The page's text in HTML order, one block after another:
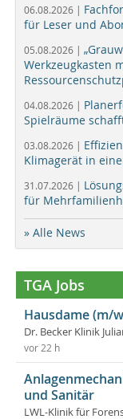
06.08.2026 |
für Leser und
05.08.2026 |
Werkzeugkasten
04.08.2026 |
Spielräume
03.08.2026 |
Klimagerät in
31.07.2026 |
für
» Alle News
TGA Jobs
Hausdame (m/
Dr. Becker Klinik
vor 22 h
und Sanitär
LWL-Klinik für